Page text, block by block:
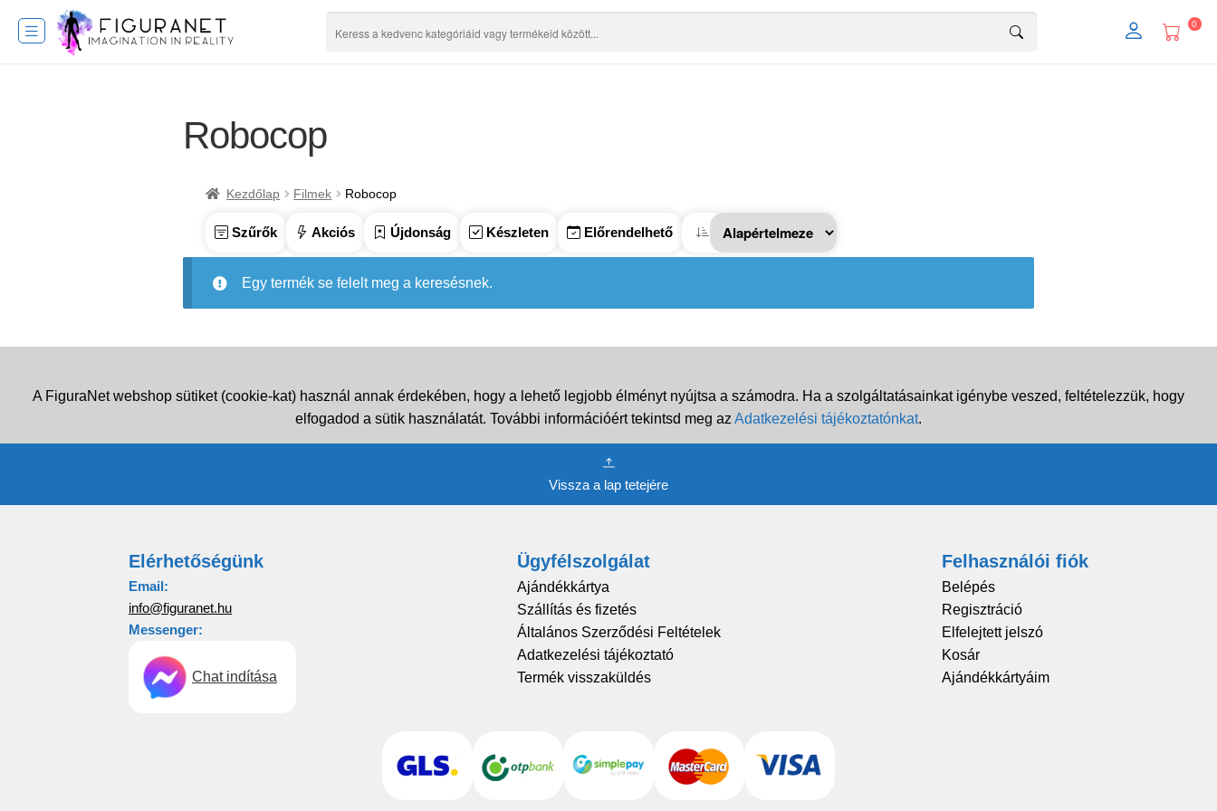
0
Robocop
Kezdőlap Filmek Robocop
Szűrők Akciós Újdonság Készleten Előrendelhető
Egy termék se felelt meg a keresésnek.
A FiguraNet webshop sütiket (cookie-kat) használ annak érdekében, hogy a lehető legjobb élményt nyújtsa a számodra. Ha a szolgáltatásainkat igénybe veszed, feltételezzük, hogy
elfogadod a sütik használatát. További információért tekintsd meg az Adatkezelési tájékoztatónkat.
Vissza a lap tetejére
Elérhetőségünk
Email:
info@figuranet.hu
Messenger:
Chat indítása
Ügyfélszolgálat
Ajándékkártya
Szállítás és fizetés
Általános Szerződési Feltételek
Adatkezelési tájékoztató
Termék visszaküldés
Felhasználói fiók
Belépés
Regisztráció
Elfelejtett jelszó
Kosár
Ajándékkártyáim